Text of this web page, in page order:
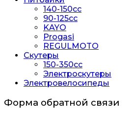
140-150сс
90-125cc
KAYO
Progasi
REGULMOTO
Скутеры
150-350cc
Электроскутеры
Электровелосипеды
Форма обратной связи